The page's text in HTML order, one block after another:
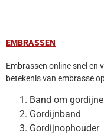
EMBRASSEN
Embrassen online snel en
betekenis van embrasse
Band om
Gordijnband
Gordijnophouder